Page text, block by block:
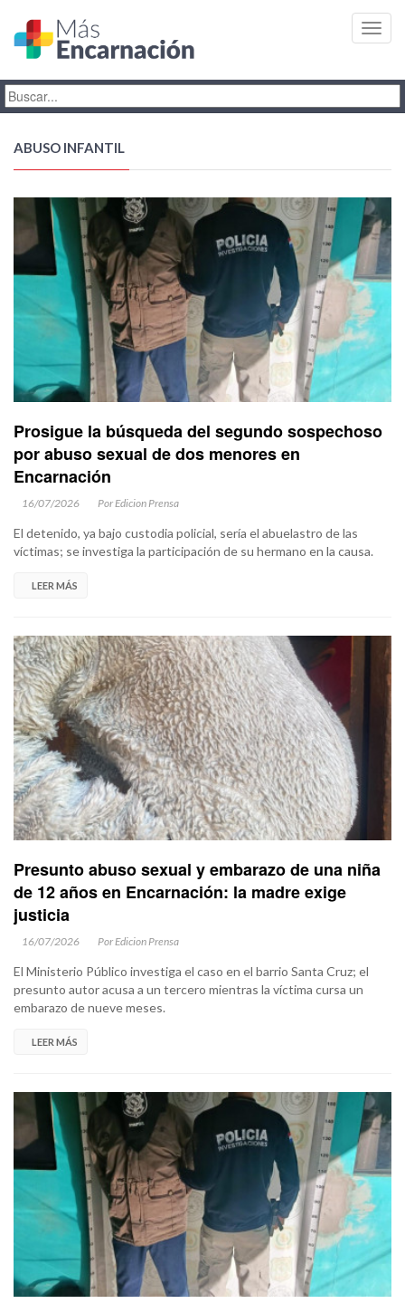
ABUSO INFANTIL
Prosigue la búsqueda del segundo sospechoso
por abuso sexual de dos menores en
Encarnación
16/07/2026 Por Edicion Prensa
El detenido, ya bajo custodia policial, sería el abuelastro de las
víctimas; se investiga la participación de su hermano en la causa.
LEER MÁS
Presunto abuso sexual y embarazo de una niña
de 12 años en Encarnación: la madre exige
justicia
16/07/2026 Por Edicion Prensa
El Ministerio Público investiga el caso en el barrio Santa Cruz; el
presunto autor acusa a un tercero mientras la víctima cursa un
embarazo de nueve meses.
LEER MÁS